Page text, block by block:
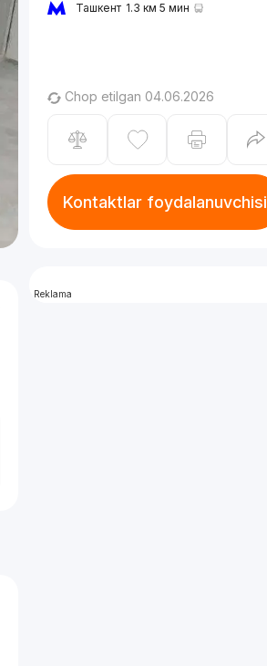
Ташкент 1.3 км 5 мин
Chop etilgan 04.06.2026
Kontaktlar foydalanuvchisi
Reklama